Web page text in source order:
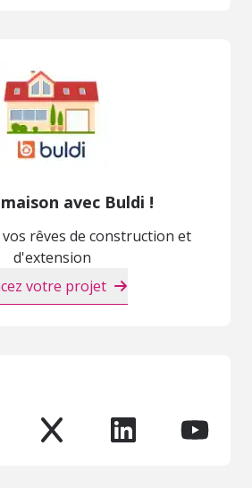
avec Buldi !
rêves de construction et
d'extension
votre projet